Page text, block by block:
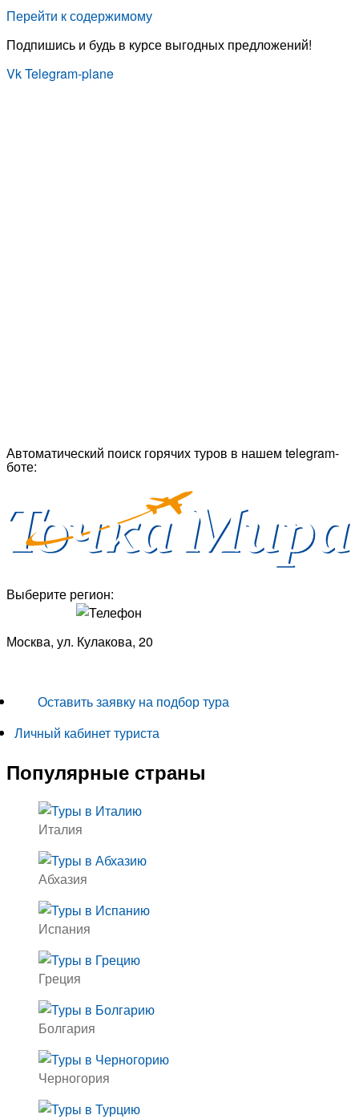
Перейти к содержимому
Подпишись и будь в курсе выгодных предложений!
VkTelegram-plane
Автоматический поиск горячих туров в нашем telegram-
боте:
Выберите регион:
Москва, ул. Кулакова, 20
Оставить заявку на подбор тура
Личный кабинет туриста
Популярные страны
Италия
Абхазия
Испания
Греция
Болгария
Черногория